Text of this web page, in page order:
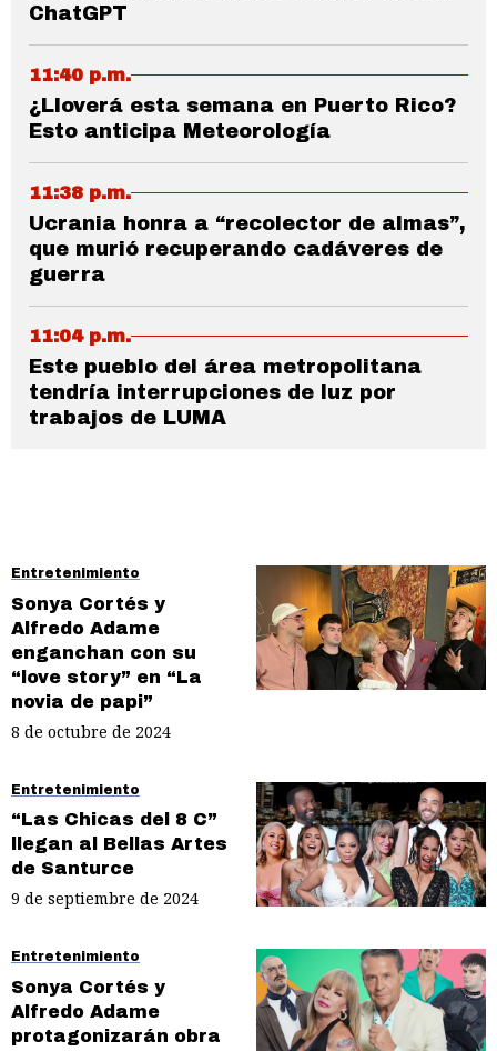
ChatGPT
11:40 p.m.
¿Lloverá esta semana en Puerto Rico?
Esto anticipa Meteorología
11:38 p.m.
Ucrania honra a “recolector de almas”,
que murió recuperando cadáveres de
guerra
11:04 p.m.
Este pueblo del área metropolitana
tendría interrupciones de luz por
trabajos de LUMA
Entretenimiento
Sonya Cortés y
Alfredo Adame
enganchan con su
“love story” en “La
novia de papi”
8 de octubre de 2024
Entretenimiento
“Las Chicas del 8 C”
llegan al Bellas Artes
de Santurce
9 de septiembre de 2024
Entretenimiento
Sonya Cortés y
Alfredo Adame
protagonizarán obra